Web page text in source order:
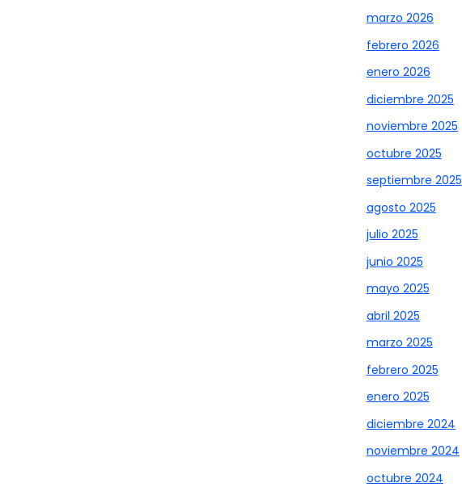
marzo 2026
febrero 2026
enero 2026
diciembre 2025
noviembre 2025
octubre 2025
septiembre 2025
agosto 2025
julio 2025
junio 2025
mayo 2025
abril 2025
marzo 2025
febrero 2025
enero 2025
diciembre 2024
noviembre 2024
octubre 2024